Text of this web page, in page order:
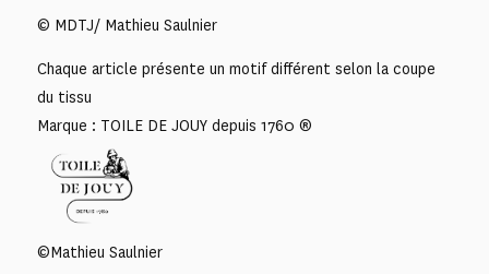
© MDTJ/ Mathieu Saulnier
Chaque article présente un motif différent selon la coupe
du tissu
Marque : TOILE DE JOUY depuis 1760 ®
©Mathieu Saulnier